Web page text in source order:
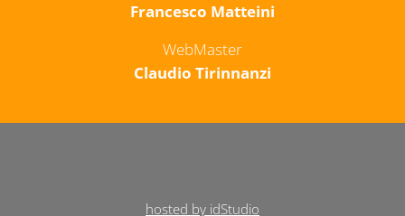
Francesco Matteini
WebMaster
Claudio Tirinnanzi
hosted by idStudio